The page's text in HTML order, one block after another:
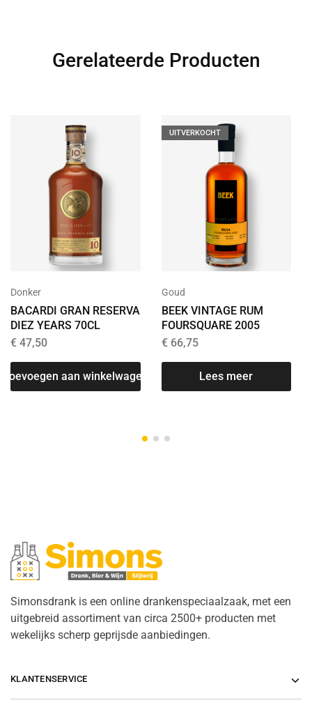
Gerelateerde Producten
Donker
BACARDI GRAN RESERVA
DIEZ YEARS 70CL
€ 47,50
Toevoegen aan winkelwagen
UITVERKOCHT
Goud
BEEK VINTAGE RUM
FOURSQUARE 2005
€66,75
Lees meer
Simonsdrank is een online drankenspeciaalzaak, met een
uitgebreid assortiment van circa 2500+ producten met
wekelijks scherp geprijsde aanbiedingen.
KLANTENSERVICE